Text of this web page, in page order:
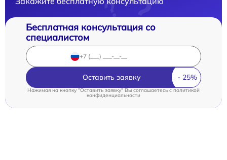
Бесплатная консультация со
специалистом
Оставить заявку
Нажимая на кнопку "Оставить заявку" Вы соглашаетесь cполитикой
конфиденциальности